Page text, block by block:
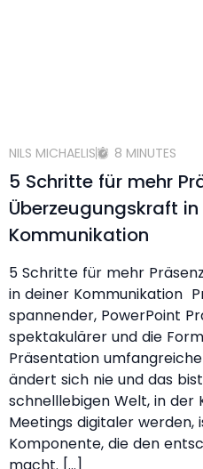
NILS MICHAELIS 8 MINUTES
5 Schritte für mehr
Überzeugungskraft
Kommunikation
5 Schritte für mehr
in deiner Kommunikation
spannender, PowerPoint
spektakulärer und die
Präsentation
ändert sich nie und das
schnelllebigen Welt, in
Meetings digitaler werden,
Komponente, die den